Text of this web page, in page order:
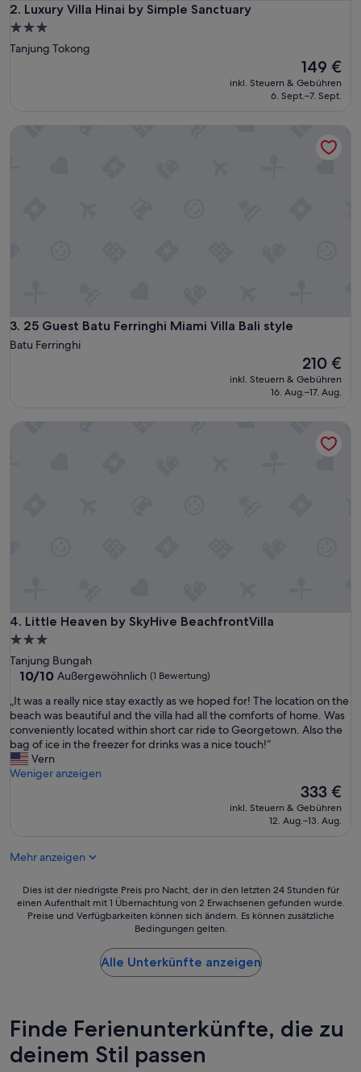
2. Luxury Villa Hinai by Simple Sanctuary
Luxury Villa Hinai by Simple Sanctuary
3.0-
Sterne-
Tanjung Tokong
Der
Preis
beträgt
149 €
inkl. Steuern & Gebühren
6. Sept.–7. Sept.
3. 25 Guest Batu Ferringhi Miami Villa Bali style
25 Guest Batu Ferringhi Miami Villa Bali style
Batu Ferringhi
Der
Preis
beträgt
210 €
inkl. Steuern & Gebühren
16. Aug.–17. Aug.
4. Little Heaven by SkyHive BeachfrontVilla
Little Heaven by SkyHive BeachfrontVilla
3.0-
Sterne-
Unterkunft
Tanjung Bungah
10.0
10,
Außergewöhnlich,
(1
Bewertung)
10/10 Außergewöhnlich (1 Bewertung)
„
I
t
w
a
s
l
x
a
c
t
„It was a really nice stay exactly as we hoped for! The location on the
beach was beautiful and the villa had all the comforts of home. Was
conveniently located within short car ride to Georgetown. Also the
bag of ice in the freezer for drinks was a nice touch!“
Vern
Weniger anzeigen
Der
Preis
beträgt
333 €
inkl. Steuern & Gebühren
12. Aug.–13. Aug.
Mehr anzeigen
Dies
ist
den
letzten
24 Stunden
für
Dies ist der niedrigste Preis pro Nacht, der in den letzten 24 Stunden für
einen Aufenthalt mit 1 Übernachtung von 2 Erwachsenen gefunden wurde.
Preise und Verfügbarkeiten können sich ändern. Es können zusätzliche
Bedingungen gelten.
Alle Unterkünfte anzeigen
Finde Ferienunterkünfte, die zu
deinem Stil passen